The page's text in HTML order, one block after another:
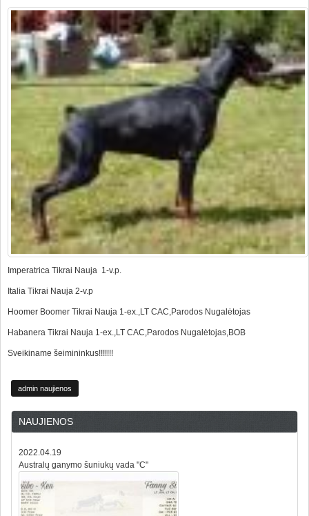
Imperatrica Tikrai Nauja 1-v.p.
Italia Tikrai Nauja 2-v.p
Hoomer Boomer Tikrai Nauja 1-ex.,LT CAC,Parodos Nugalėtojas
Habanera Tikrai Nauja 1-ex.,LT CAC,Parodos Nugalėtojas,BOB
Sveikiname šeimininkus!!!!!!!
admin naujienos
NAUJIENOS
2022.04.19
Australų ganymo šuniukų vada "C"